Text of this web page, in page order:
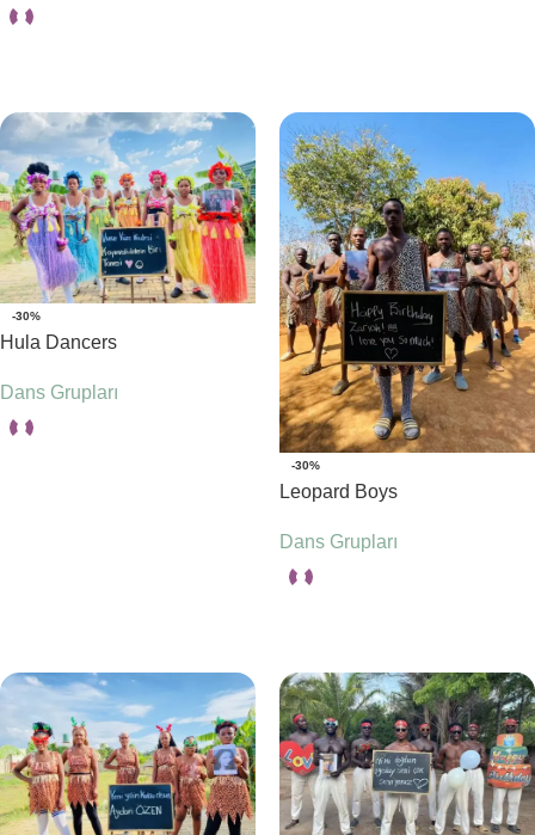
-30%
Hula Dancers
Dans Grupları
-30%
Leopard Boys
Dans Grupları